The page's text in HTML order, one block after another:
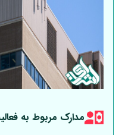
مدارک مربوط به